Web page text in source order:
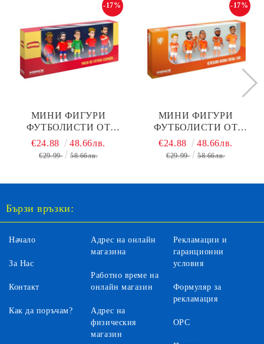
МИНИ ФИГУРИ
ФУТБОЛИСТИ ОТ
НАЦИОНАЛЕН ОТБОР
ИСПАНИЯ MINIX
-17%
€24.88 48.66лв.
€29.99 58.66лв.
МИНИ ФИГУРИ
ФУТБОЛИСТИ ОТ
НАЦИОНАЛЕН ОТБОР
НИДЕРЛАНДИЯ MINIX
-17%
€24.88 48.66лв.
€29.99 58.66лв.
Бързи връзки:
Начало
За Нас
Контакт
Как да поръчам?
Адрес на онлайн
магазина
Работно време на
онлайн магазин
Адрес на
физическия
магазин
Рекламации и
гаранционни
условия
Формуляр за
рекламация
ОРС